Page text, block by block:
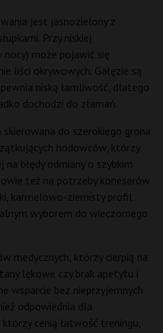
jest jasnozielony z
Przy niskiej
może pojawić się
liści okrywowych. Gałęzie są
niską łamliwość, dlatego
dochodzi do złamań.
do szerokiego grona
hodowców, którzy
błędy odmiany o szybkim
też na potrzeby koneserów
karmelowo-ziemisty profil
wyborem do wieczornego
medycznych, którzy cierpią na
lękowe czy brak apetytu i
wsparcie bez nieprzyjemnych
odpowiednia dla
cenią łatwość treningu,